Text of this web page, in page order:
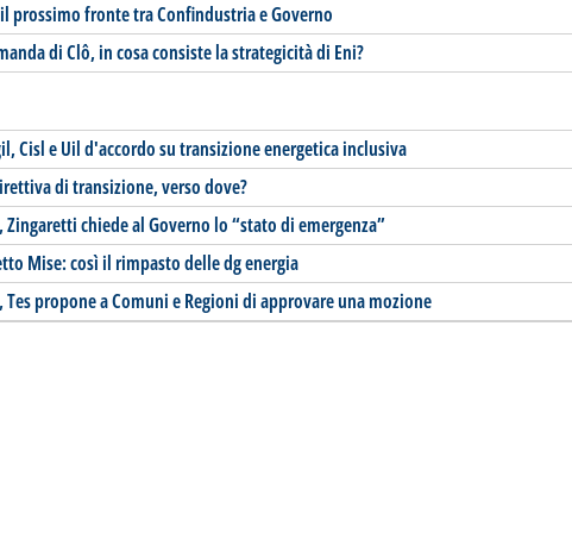
prossimo fronte tra Confindustria e Governo
di Clô, in cosa consiste la strategicità di Eni?
Cisl e Uil d'accordo su transizione energetica inclusiva
di transizione, verso dove?
Zingaretti chiede al Governo lo “stato di emergenza”
Mise: così il rimpasto delle dg energia
Tes propone a Comuni e Regioni di approvare una mozione